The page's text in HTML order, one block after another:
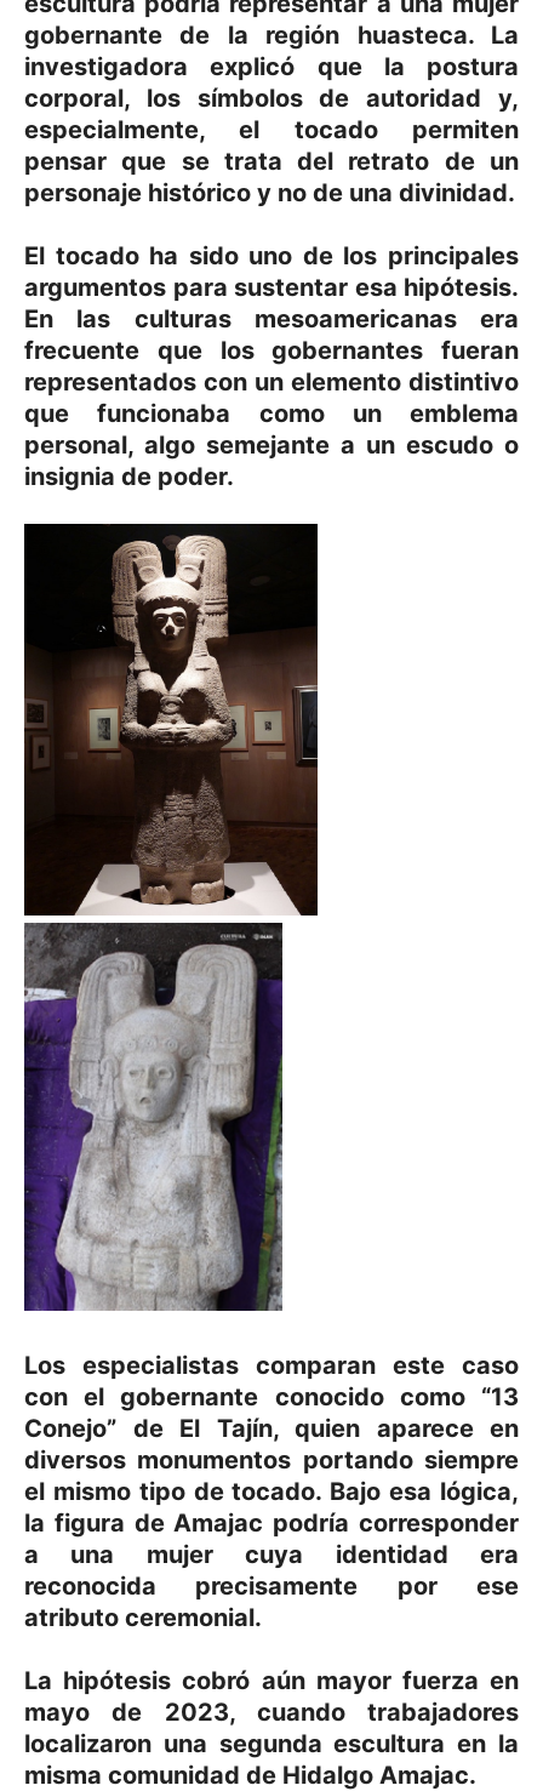
gobernante de la región huasteca.La
investigadora explicó que la postura
corporal, los símbolos de autoridad y,
especialmente, el tocado permiten
pensar que se trata del retrato de un
personaje histórico y no de una divinidad.
El tocado ha sido uno de los principales
argumentos para sustentar esa hipótesis.
En las culturas mesoamericanas era
frecuente que los gobernantes fueran
representados con un elemento distintivo
que funcionaba como un emblema
personal, algo semejante a un escudo o
insignia de poder.
Los especialistas comparan este caso
con el gobernante conocido como “13
Conejo” de El Tajín, quien aparece en
diversos monumentos portando siempre
el mismo tipo de tocado. Bajo esa lógica,
la figura de Amajac podría corresponder
a una mujer cuya identidad era
reconocida precisamente por ese
atributo ceremonial.
La hipótesis cobró aún mayor fuerza en
mayo de 2023, cuando trabajadores
localizaron una segunda escultura en la
misma comunidad de Hidalgo Amajac.